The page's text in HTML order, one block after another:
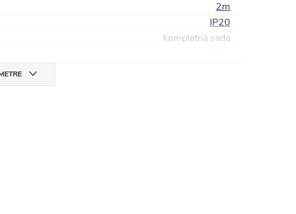
2m
IP20
kompletná sada